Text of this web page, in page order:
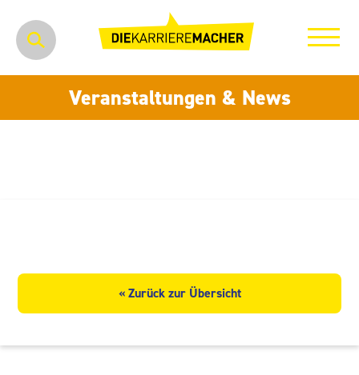
Veranstaltungen & News
« Zurück zur Übersicht